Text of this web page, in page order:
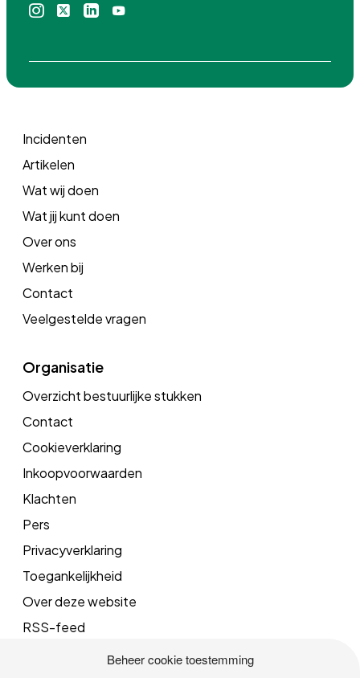
Beheer cookie toestemming
InstagramLinkedin
Incidenten
Artikelen
Wat wij doen
Wat jij kunt doen
Over ons
Werken bij
Contact
Veelgestelde vragen
Organisatie
Overzicht bestuurlijke stukken
Contact
Cookieverklaring
Inkoopvoorwaarden
Klachten
Pers
Privacyverklaring
Toegankelijkheid
Over deze website
RSS-feed